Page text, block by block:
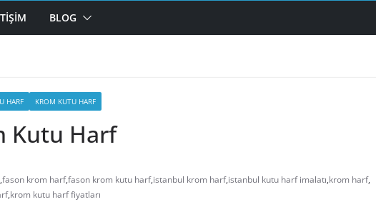
BLOG
HARF KROM KUTU HARF
Kutu Harf
,fason krom harf,fason krom kutu harf,istanbul krom harf,istanbul kutu harf imalatı,krom harf,
,krom kutu harf fiyatları